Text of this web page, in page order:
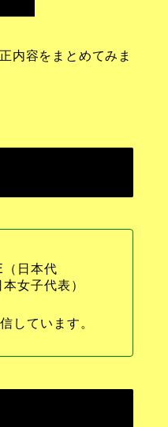
内容をまとめてみま
日本代
女子代表）
しています。